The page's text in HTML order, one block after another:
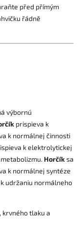
před přímým
řádně
výbornú
prispieva k
k normálnej činnosti
k elektrolytickej
Horčíksa
k normálnej syntéze
udržaniu normálneho
krvného tlaku a